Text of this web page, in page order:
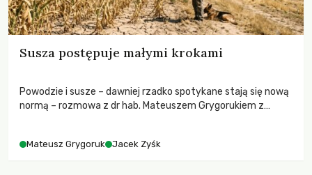
Susza postępuje małymi krokami
Powodzie i susze – dawniej rzadko spotykane stają się nową
normą – rozmowa z dr hab. Mateuszem Grygorukiem z
Mateusz Grygoruk Jacek Zyśk